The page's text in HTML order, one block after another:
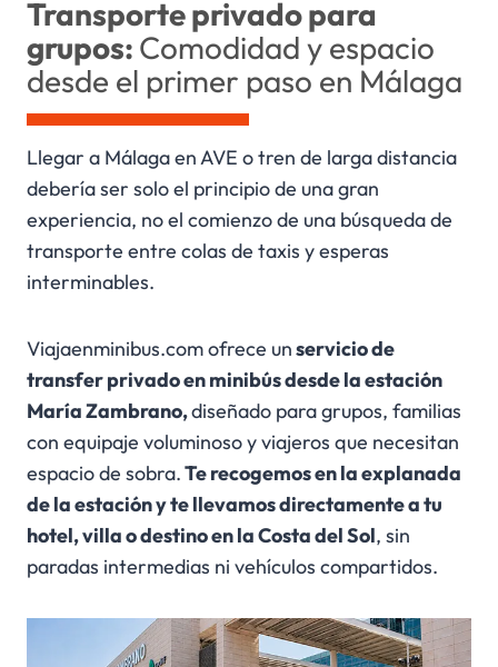
Transporte privado para
grupos: Comodidad y espacio
desde el primer paso en Málaga
Llegar a Málaga en AVE o tren de larga distancia
debería ser solo el principio de una gran
experiencia, no el comienzo de una búsqueda de
transporte entre colas de taxis y esperas
interminables.
Viajaenminibus.com ofrece unservicio de
transfer privado en minibús desde la estación
María Zambrano,diseñado para grupos, familias
con equipaje voluminoso y viajeros que necesitan
espacio de sobra.Te recogemos en la explanada
de la estación y te llevamos directamente a tu
hotel, villa o destino en la Costa del Sol, sin
paradas intermedias ni vehículos compartidos.